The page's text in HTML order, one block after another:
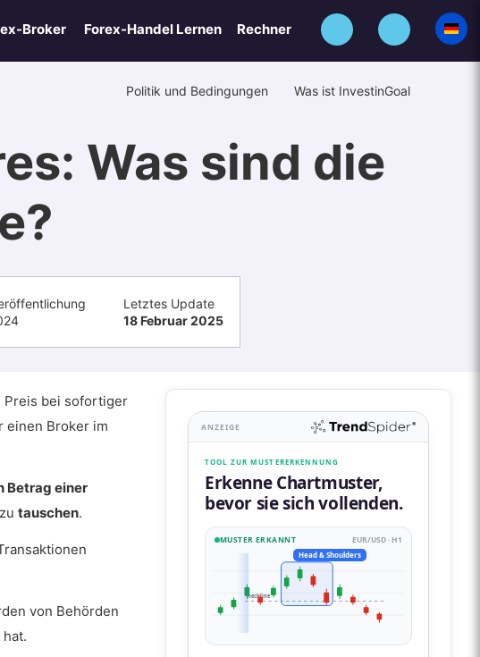
Broker Forex-Handel Lernen Rechner
Politik und Bedingungen Was ist InvestinGoal
Was sind die
Letztes Update
18 Februar 2025
Preis bei sofortiger
einen Broker im
Betrag einer
tauschen.
von Behörden
ANZEIGE
TOOL ZUR MUSTERERKENNUNG
Erkenne Chartmuster,
bevor sie sich vollenden.
MUSTER ERKANNT EUR/USD · H1
neckline
Head & Shoulders